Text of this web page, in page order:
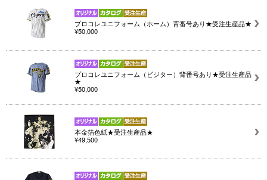
プロコレユニフォーム（ホーム）背番号あり★受注生産品★
¥50,000
プロコレユニフォーム（ビジター）背番号あり★受注生産品
★
¥50,000
本金箔色紙★受注生産品★
¥49,500